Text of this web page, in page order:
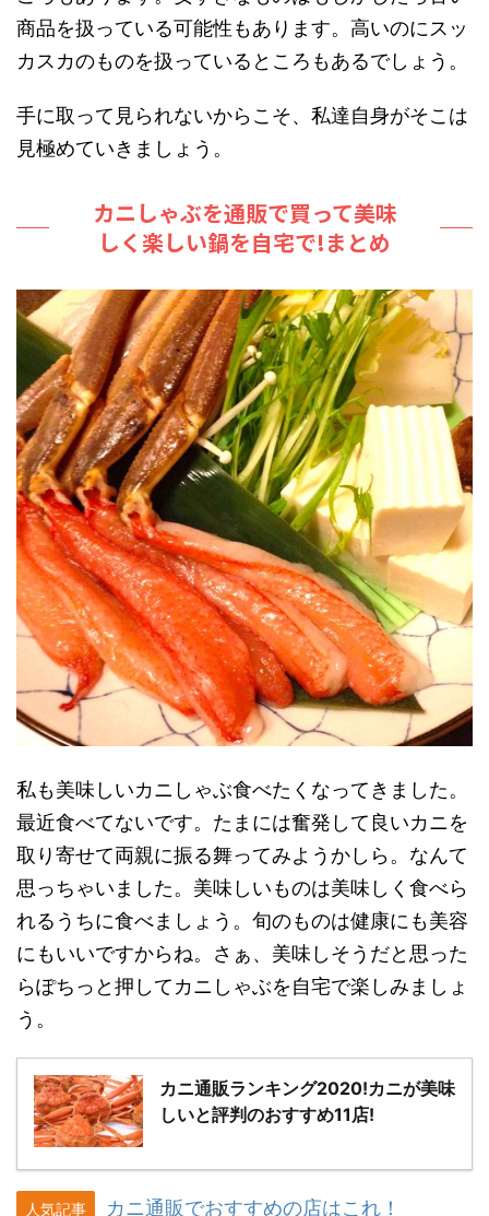
商品を扱っている可能性もあります。高いのにスッ
カスカのものを扱っているところもあるでしょう。
手に取って見られないからこそ、私達自身がそこは
見極めていきましょう。
カニしゃぶを通販で買って美味
しく楽しい鍋を自宅で!まとめ
私も美味しいカニしゃぶ食べたくなってきました。
最近食べてないです。たまには奮発して良いカニを
取り寄せて両親に振る舞ってみようかしら。なんて
思っちゃいました。美味しいものは美味しく食べら
れるうちに食べましょう。旬のものは健康にも美容
にもいいですからね。さぁ、美味しそうだと思った
らぽちっと押してカニしゃぶを自宅で楽しみましょ
う。
カニ通販ランキング2020!カニが美味
しいと評判のおすすめ11店!
人気記事 カニ通販でおすすめの店はこれ！